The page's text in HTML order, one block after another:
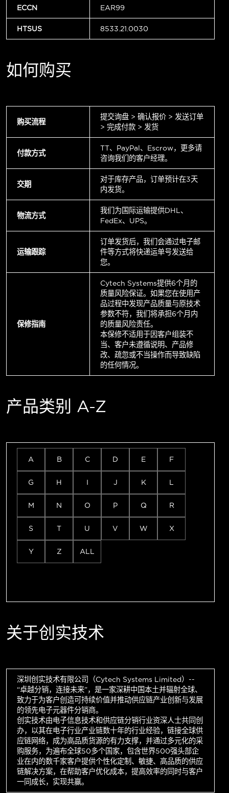
ECCN EAR99
HTSUS 8533.21.0030
如何购买
购买流程
提交询盘 > 确认报价 > 发送订单
> 完成付款 > 发货
付款方式
TT、PayPal、Escrow，更多请
咨询我们的客户经理。
交期
对于库存产品，订单预计在3天
内发货。
物流方式
我们为国际运输提供DHL、
FedEx、UPS。
运输跟踪
订单发货后，我们会通过电子邮
件等方式将快递运单号发送给
您。
保修指南
Cytech Systems提供6个月的
质量风险保证。如果您在使用产
品过程中发现产品质量与原技术
参数不符，我们将承担6个月内
的质量风险责任。
本保修不适用于因客户组装不
当、客户未遵循说明、产品修
改、疏忽或不当操作而导致缺陷
的任何情况。
产品类别 A-Z
A B C D E F
G H I J K L
M N O P Q R
S T U V W X
Y Z ALL
关于创实技术
深圳创实技术有限公司（Cytech Systems Limited）--
“卓越分销，连接未来”，是一家深耕中国本土并辐射全球、
致力于为客户创造可持续价值并推动供应链产业创新与发展
的领先电子元器件分销商。
创实技术由电子信息技术和供应链分销行业资深人士共同创
办，以其在电子行业产业链数十年的行业经验，链接全球供
应链网络，成为高品质货源的有力支撑，并通过多元化的采
购服务，为遍布全球50多个国家，包含世界500强头部企
业在内的数千家客户提供个性化定制、敏捷、高品质的供应
链解决方案，在帮助客户优化成本，提高效率的同时与客户
一同成长，实现共赢。